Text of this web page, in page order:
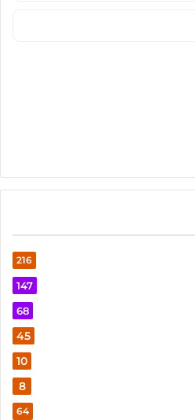
216
147
68
45
10
8
64